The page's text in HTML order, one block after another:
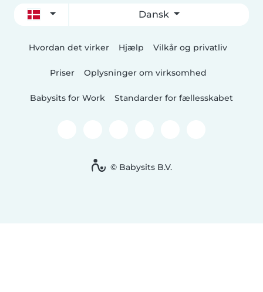
Dansk
Hvordan det virker Hjælp Vilkår og privatliv
Priser Oplysninger om virksomhed
Babysits for Work Standarder for fællesskabet
© Babysits B.V.